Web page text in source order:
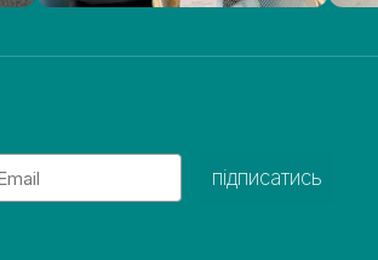
підписатись